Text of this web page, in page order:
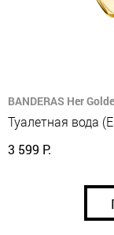
BANDERAS Her
Туалетная вода
3 599 Р.